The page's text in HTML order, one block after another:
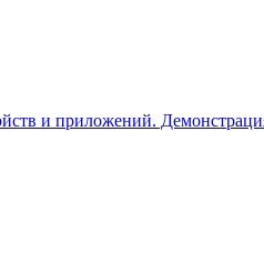
и приложений.